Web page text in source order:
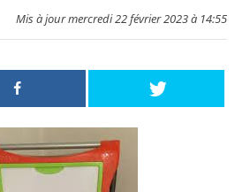
Mis à jour mercredi 22 février 2023 à 14:55